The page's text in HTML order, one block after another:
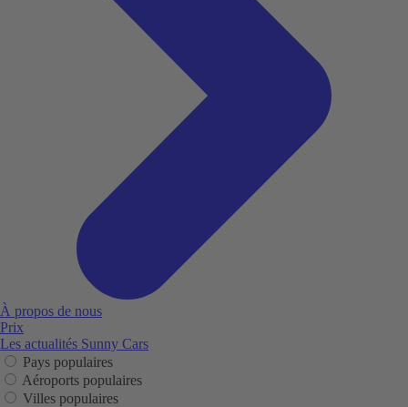
À propos de nous
Prix
Les actualités Sunny Cars
Pays populaires
Aéroports populaires
Villes populaires